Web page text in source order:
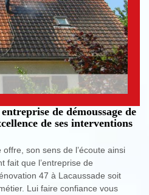
de démoussage de
de ses interventions
son sens de l’écoute ainsi
fait que l’entreprise de
47 à Lacaussade soit
Lui faire confiance vous